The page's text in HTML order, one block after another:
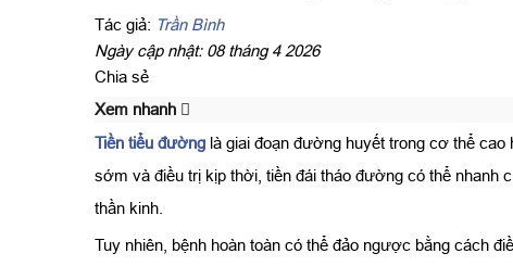
Tác giả: Trần Bình
Ngày cập nhật: 08 tháng 4 2026
Chia sẻ
Xem nhanh
Tiền tiểu đường là giai đoạn đường huyết trong cơ thể
sớm và điều trị kịp thời, tiền đái tháo đường có thể nhanh
thần kinh.
Tuy nhiên, bệnh hoàn toàn có thể đảo ngược bằng cách